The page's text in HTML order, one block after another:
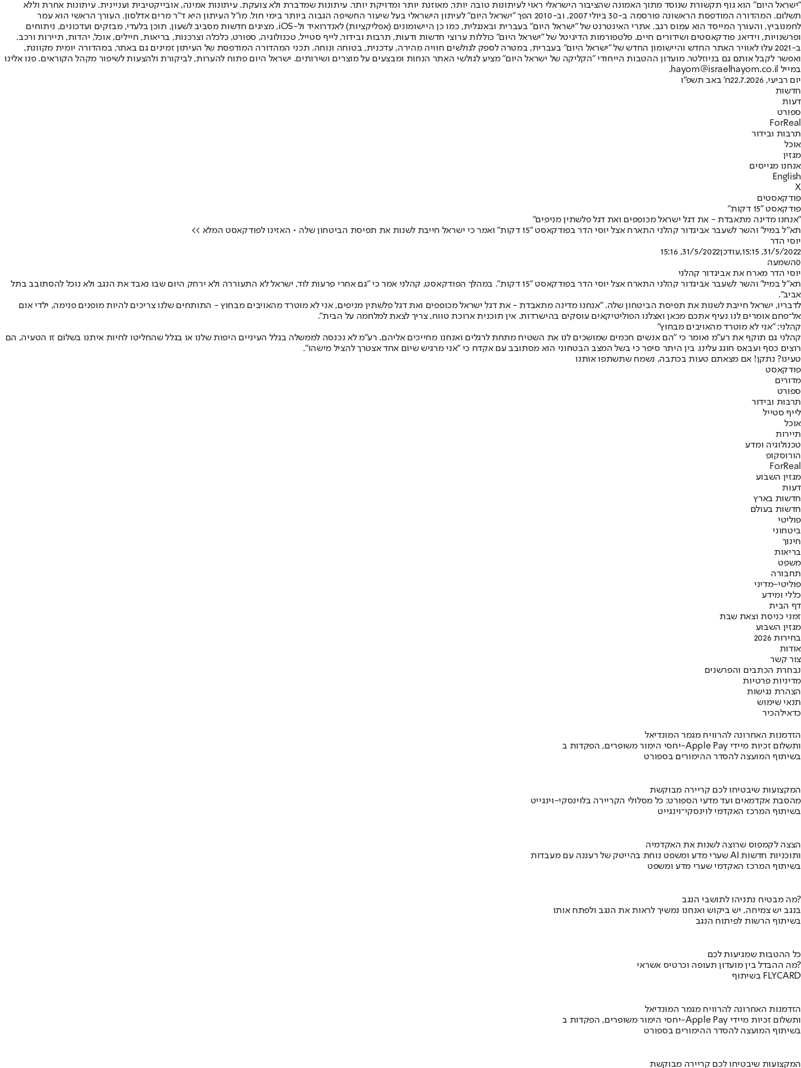
"ישראל היום" הוא גוף תקשורת שנוסד מתוך האמונה שהציבור הישראלי ראוי לעיתונות טובה יותר, מאוזנת יותר ומדויקת יותר. עיתונות שמדברת ולא צועקת. עיתונות אמינה, אובייקטיבית ועניינית. עיתונות אחרת וללא
תשלום. המהדורה המודפסת הראשונה פורסמה ב-30 ביולי 2007, וב-2010 הפך "ישראל היום" לעיתון הישראלי בעל שיעור החשיפה הגבוה ביותר בימי חול. מו"ל העיתון היא ד"ר מרים אדלסון. העורך הראשי הוא עמר
לחמנוביץ, והעורך המייסד הוא עמוס רגב. אתרי האינטרנט של "ישראל היום" בעברית ובאנגלית, כמו כן היישומונים (אפליקציות) לאנדרואיד ול-iOS, מציגים חדשות מסביב לשעון, תוכן בלעדי, מבזקים ועדכונים, ניתוחים
ופרשנויות, וידיאו, פודקאסטים ושידורים חיים. פלטפורמות הדיגיטל של "ישראל היום" כוללות ערוצי חדשות ודעות, תרבות ובידור, לייף סטייל, טכנולוגיה, ספורט, כלכלה וצרכנות, בריאות, חיילים, אוכל, יהדות, תיירות ורכב.
ב-2021 עלו לאוויר האתר החדש והיישומון החדש של "ישראל היום" בעברית, במטרה לספק לגולשים חוויה מהירה, עדכנית, בטוחה ונוחה. תכני המהדורה המודפסת של העיתון זמינים גם באתר, במהדורה יומית מקוונת,
ואפשר לקבל אותם גם בניוזלטר. מועדון ההטבות הייחודי "הקליקה של ישראל היום" מציע לגולשי האתר הנחות ומבצעים על מוצרים ושירותים. ישראל היום פתוח להערות, לביקורת ולהצעות לשיפור מקהל הקוראים. פנו אלינו
במייל hayom@israelhayom.co.il.
יום רביעי, 22.7.2026
ח' באב תשפ"ו
חדשות
דעות
ספורט
ForReal
תרבות ובידור
אוכל
מגזין
אנחנו מגייסים
English
X
פודקאסטים
פודקאסט "15 דקות"
"אנחנו מדינה מתאבדת - את דגל ישראל מכופפים ואת דגל פלשתין מניפים"
תא"ל במיל' והשר לשעבר אביגדור קהלני התארח אצל יוסי הדר בפודקאסט "15 דקות" ואמר כי ישראל חייבת לשנות את תפיסת הביטחון שלה • האזינו לפודקאסט המלא >>
יוסי הדר
31/5/2022, 15:15
,עודכן31/5/2022, 15:16
0השמעה
יוסי הדר מארח את אביגדור קהלני
תא"ל במיל' והשר לשעבר אביגדור קהלני התארח אצל יוסי הדר בפודקאסט "15 דקות". במהלך הפודקאסט, קהלני אמר כי "גם אחרי פרעות לוד, ישראל לא התעוררה ולא ירחק היום שבו נאבד את הנגב ולא נוכל להסתובב בתל
אביב".
לדבריו, ישראל חייבת לשנות את תפיסת הביטחון שלה. "אנחנו מדינה מתאבדת - את דגל ישראל מכופפים ואת דגל פלשתין מניפים, אני לא מוטרד מהאויבים מבחוץ - התותחים שלנו צריכים להיות מופנים פנימה, ילדי אום
אל־פחם אומרים לנו נעיף אתכם מכאן ואצלנו הפוליטיקאים עוסקים בהישרדות. אין תוכנית ארוכת טווח, צריך לצאת למלחמה על הבית".
קהלני: "אני לא מוטרד מהאויבים מבחוץ"
קהלני גם תוקף את רע"מ ואומר כי "הם אנשים חכמים שמושכים לנו את השטיח מתחת לרגלים ואנחנו מחייכים אליהם. רע"מ לא נכנסה לממשלה בגלל העיניים היפות שלנו או בגלל שהחליטו לחיות איתנו בשלום זו הטעיה, הם
רוצים כסף ועבאס חוגג עלינו. בין היתר סיפר כי בשל המצב הבטחוני הוא מסתובב עם אקדח כי "אני מרגיש שיום אחד אצטרך להציל מישהו".
טעינו? נתקן! אם מצאתם טעות בכתבה, נשמח שתשתפו אותנו
פודקאסט
מדורים
ספורט
תרבות ובידור
לייף סטייל
אוכל
תיירות
טכנולוגיה ומדע
הורוסקופ
ForReal
מגזין השבוע
דעות
חדשות בארץ
חדשות בעולם
פוליטי
ביטחוני
חינוך
בריאות
משפט
תחבורה
פוליטי-מדיני
כללי ומידע
דף הבית
זמני כניסת וצאת שבת
מגזין השבוע
בחירות 2026
אודות
צור קשר
נבחרת הכתבים והפרשנים
מדיניות פרטיות
הצהרת נגישות
תנאי שימוש
כדאילהכיר
הזדמנות האחרונה להרוויח מגמר המונדיאל
יחסי הימור משופרים, הפקדות ב-Apple Pay ותשלום זכיות מיידי
בשיתוף המועצה להסדר ההימורים בספורט
המקצועות שיבטיחו לכם קריירה מבוקשת
מהסבת אקדמאים ועד מדעי הספורט: כל מסלולי הקריירה בלוינסקי-וינגייט
בשיתוף המרכז האקדמי לוינסקי־וינגייט
הצצה לקמפוס שרוצה לשנות את האקדמיה
שערי מדע ומשפט נוחת בהייטק של רעננה עם מעבדות AI ותוכניות חדשות
בשיתוף המרכז האקדמי שערי מדע ומשפט
מה מבטיח נתניהו לתושבי הנגב?
בנגב יש צמיחה, יש ביקוש ואנחנו נמשיך לראות את הנגב ולפתח אותו
בשיתוף הרשות לפיתוח הנגב
כל ההטבות שמגיעות לכם
מה ההבדל בין מועדון תעופה וכרטיס אשראי?
בשיתוף FLYCARD
הזדמנות האחרונה להרוויח מגמר המונדיאל
יחסי הימור משופרים, הפקדות ב-Apple Pay ותשלום זכיות מיידי
בשיתוף המועצה להסדר ההימורים בספורט
המקצועות שיבטיחו לכם קריירה מבוקשת